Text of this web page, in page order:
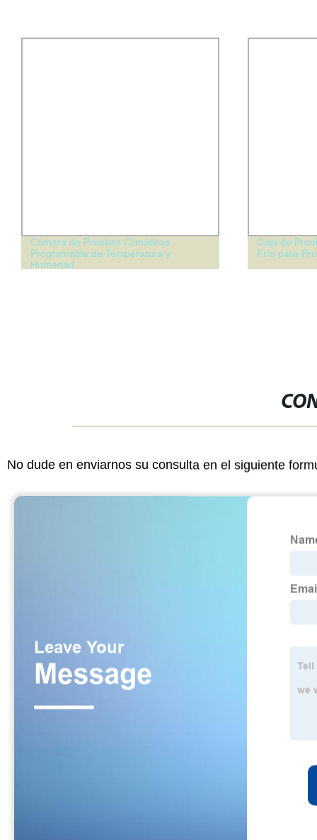
Cámara de Pruebas Climáticas
Programable de Temperatura y
Humedad
Caja de
Frío para
No dude en enviarnos su consulta en el siguiente